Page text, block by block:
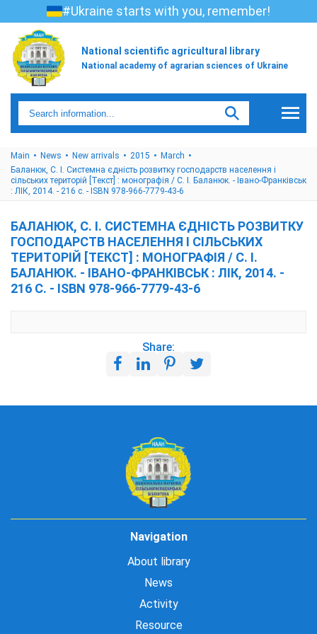
#Ukraine starts with you, remember!
National scientific agricultural library
National academy of agrarian sciences of Ukraine
Main News New arrivals 2015
March
Баланюк, С. І. Системна єдність розвитку господарств населення і
сільських територій [Текст] : монографія / С. І. Баланюк. - Івано-Франківськ
: ЛІК, 2014. - 216 с. - ISBN 978-966-7779-43-6
БАЛАНЮК, С. І. СИСТЕМНА ЄДНІСТЬ РОЗВИТКУ
ГОСПОДАРСТВ НАСЕЛЕННЯ І СІЛЬСЬКИХ
ТЕРИТОРІЙ [ТЕКСТ] : МОНОГРАФІЯ / С. І.
БАЛАНЮК. - ІВАНО-ФРАНКІВСЬК : ЛІК, 2014. -
216 С. - ISBN 978-966-7779-43-6
Share:
Navigation
About library
News
Activity
Resource